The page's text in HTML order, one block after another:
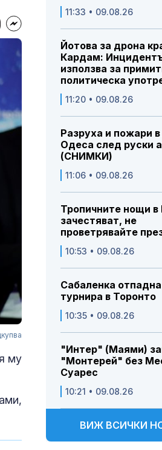
му
11:33 • 09.08.26
Йотова за дрона
Кардам:
използва за
политическа
11:20 • 09.08.26
Разруха и пожари в
Одеса след руски
(СНИМКИ)
11:06 • 09.08.26
Тропичните нощи в
зачестяват, не
проветрявайте
10:53 • 09.08.26
Сабаленка
турнира в Торонто
10:35 • 09.08.26
"Интер" (Маями)
"Монтерей" без
Суарес
10:21 • 09.08.26
ВИЖ ВСИЧКИ